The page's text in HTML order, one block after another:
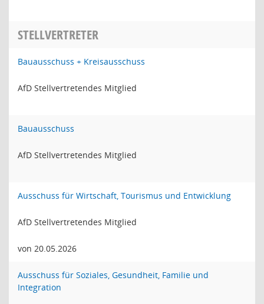
STELLVERTRETER
Bauausschuss + Kreisausschuss
AfD Stellvertretendes Mitglied
Bauausschuss
AfD Stellvertretendes Mitglied
Ausschuss für Wirtschaft, Tourismus und Entwicklung
AfD Stellvertretendes Mitglied
von 20.05.2026
Ausschuss für Soziales, Gesundheit, Familie und
Integration